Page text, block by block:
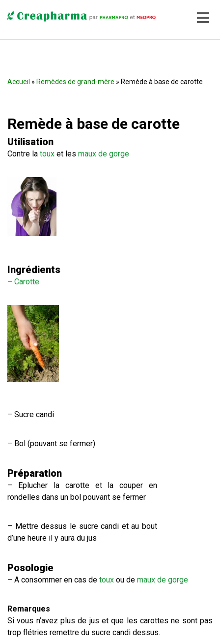
Accueil » Remèdes de grand-mère » Remède à base de carotte
Remède à base de carotte
Utilisation
Contre la toux et les maux de gorge
Ingrédients
– Carotte
– Sucre candi
– Bol (pouvant se fermer)
Préparation
– Eplucher la carotte et la couper en
rondelles dans un bol pouvant se fermer
– Mettre dessus le sucre candi et au bout
d’une heure il y aura du jus
Posologie
– A consommer en cas de toux ou de maux de gorge
Remarques
Si vous n’avez plus de jus et que les carottes ne sont pas
trop flétries remettre du sucre candi dessus.